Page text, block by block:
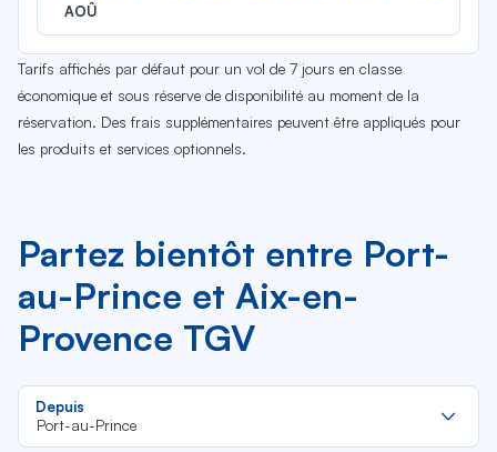
AOÛ
Tarifs affichés par défaut pour un vol de 7 jours en classe
économique et sous réserve de disponibilité au moment de la
réservation. Des frais supplémentaires peuvent être appliqués pour
les produits et services optionnels.
Partez bientôt entre Port-
au-Prince et Aix-en-
Provence TGV
Depuis
Port-au-Prince